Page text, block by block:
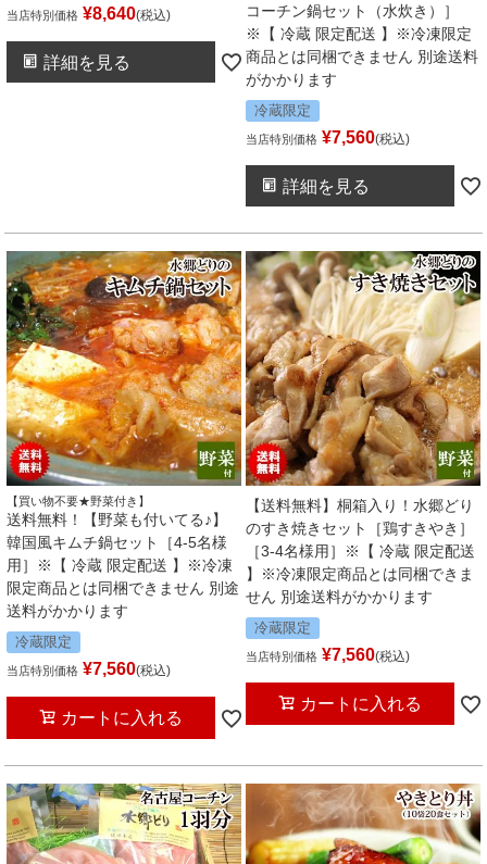
当店特別価格 ¥8,640 税込
詳細を見る
コーチン鍋セット（水炊き）］
※【 冷蔵 限定配送 】※冷凍限定
商品とは同梱できません 別途送料
がかかります
冷蔵限定
当店特別価格 ¥7,560 税込
詳細を見る
【買い物不要★野菜付き】
送料無料！【野菜も付いてる♪】
韓国風キムチ鍋セット［4-5名様
用］※【 冷蔵 限定配送 】※冷凍
限定商品とは同梱できません 別途
送料がかかります
冷蔵限定
当店特別価格 ¥7,560 税込
カートに入れる
【送料無料】桐箱入り！水郷どり
のすき焼きセット［鶏すきやき］
［3-4名様用］※【 冷蔵 限定配送
】※冷凍限定商品とは同梱できま
せん 別途送料がかかります
冷蔵限定
当店特別価格 ¥7,560 税込
カートに入れる